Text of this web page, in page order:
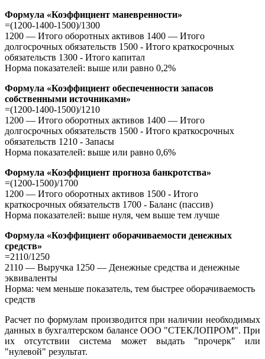
Формула «Коэффициент маневренности»
=(1200-1400-1500)/1300
1200 — Итого оборотных активов 1400 — Итого
долгосрочных обязательств 1500 - Итого краткосрочных
обязательств 1300 - Итого капитал
Норма показателей: выше или равно 0,2%
Формула «Коэффициент обеспеченности запасов
собственными источниками»
=(1200-1400-1500)/1210
1200 — Итого оборотных активов 1400 — Итого
долгосрочных обязательств 1500 - Итого краткосрочных
обязательств 1210 - Запасы
Норма показателей: выше или равно 0,6%
Формула «Коэффициент прогноза банкротства»
=(1200-1500)/1700
1200 — Итого оборотных активов 1500 - Итого
краткосрочных обязательств 1700 - Баланс (пассив)
Норма показателей: выше нуля, чем выше тем лучше
Формула «Коэффициент оборачиваемости денежных
средств»
=2110/1250
2110 — Выручка 1250 — Денежные средства и денежные
эквиваленты
Норма: чем меньше показатель, тем быстрее оборачиваемость
средств
Расчет по формулам производится при наличии необходимых
данных в бухгалтерском балансе ООО "СТЕКЛОПРОМ". При
их отсутствии система может выдать "прочерк" или
"нулевой" результат.